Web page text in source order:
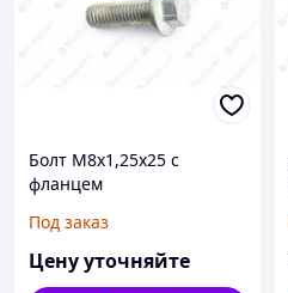
Болт М8х1,25х25 с
фланцем
Под заказ
Цену уточняйте